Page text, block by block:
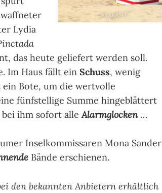
Lydia
das heute geliefert werden soll.
Im Haus fällt ein Schuss, wenig
Bote, um die wertvolle
fünfstellige Summe hingeblättert
ihm sofort alle Alarmglocken…
Inselkommissaren Mona Sander
Bände erschienen.
den bekannten Anbietern erhältlich